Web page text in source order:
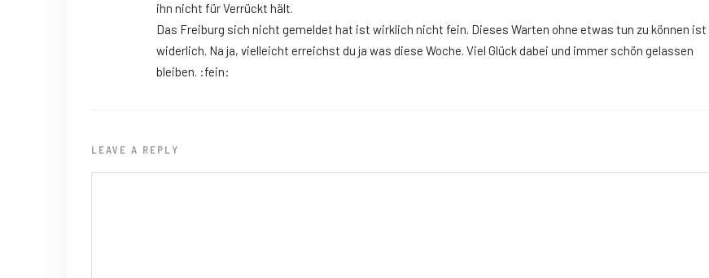
ihn nicht für Verrückt hält.
Das Freiburg sich nicht gemeldet hat ist wirklich nicht fein. Dieses Warten ohne etwas tun zu können ist
widerlich. Na ja, vielleicht erreichst du ja was diese Woche. Viel Glück dabei und immer schön gelassen
bleiben. :fein:
LEAVE A REPLY